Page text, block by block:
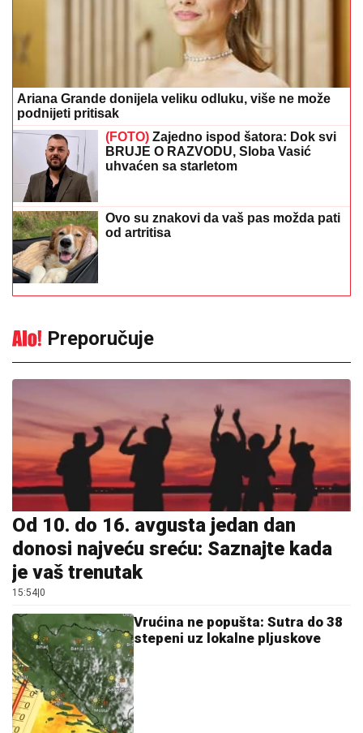
Ariana Grande donijela veliku odluku, više ne može
podnijeti pritisak
(FOTO) Zajedno ispod šatora: Dok svi
BRUJE O RAZVODU, Sloba Vasić
uhvaćen sa starletom
Ovo su znakovi da vaš pas možda pati
od artritisa
Preporučuje
Od 10. do 16. avgusta jedan dan
donosi najveću sreću: Saznajte kada
je vaš trenutak
15:54 0
Vrućina ne popušta: Sutra do 38
stepeni uz lokalne pljuskove